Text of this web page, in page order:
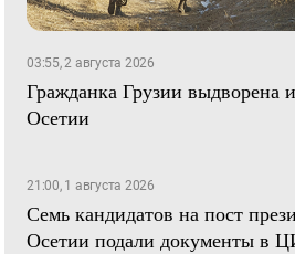
03:55, 2 августа 2026
Гражданка Грузии
Осетии
21:00, 1 августа 2026
Семь кандидатов на пост
Осетии подали документы в